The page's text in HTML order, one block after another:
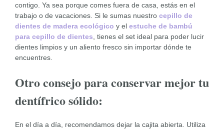
contigo. Ya sea porque comes fuera de casa, estás en el
trabajo o de vacaciones. Si le sumas nuestro cepillo de
dientes de madera ecológico y el estuche de bambú
para cepillo de dientes , tienes el set ideal para poder lucir
dientes limpios y un aliento fresco sin importar dónde te
encuentres.
Otro consejo para conservar mejor tu
dentífrico sólido:
En el día a día, recomendamos dejar la cajita abierta. Utiliza